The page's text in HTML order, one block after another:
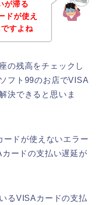
が滞る
ドが使え
すよね
の残高をチェックし
フト99のお店でVISA
決できると思いま
ドが使えないエラー
ードの支払い遅延が
るVISAカードの支払